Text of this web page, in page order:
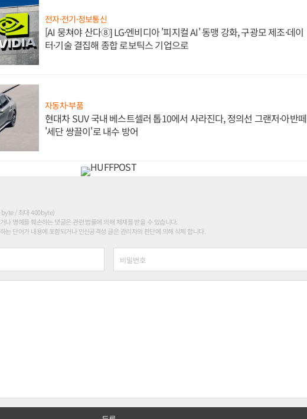
전자·전기·정보통신
[AI 뭉쳐야 산다⑧] LG·엔비디아 '피지컬 AI' 동맹 강화, 구광모 제조·데이
터·기술 결집해 종합 로보틱스 기업으로
자동차·부품
현대차 SUV 국내 베스트셀러 톱10에서 사라진다, 정의선 그랜저·아반떼
'세단 쌍끌이'로 내수 방어
byte / 최대 400byte)
나 명예를 훼손하는 댓글은 관련 법률에 의해 제재를 받을 수 있습니다.
는 단어가 내용에 포함되거나 인신공격성 글은 관리자의 판단에 의해 삭제 합니다.